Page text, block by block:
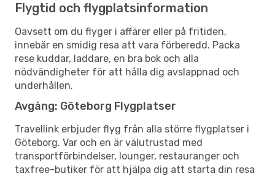
Flygtid och flygplatsinformation
Oavsett om du flyger i affärer eller på fritiden,
innebär en smidig resa att vara förberedd. Packa
rese kuddar, laddare, en bra bok och alla
nödvändigheter för att hålla dig avslappnad och
underhållen.
Avgång: Göteborg Flygplatser
Travellink erbjuder flyg från alla större flygplatser i
Göteborg. Var och en är välutrustad med
transportförbindelser, lounger, restauranger och
taxfree-butiker för att hjälpa dig att starta din resa